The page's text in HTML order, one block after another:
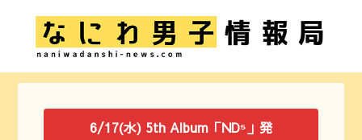
6/17(水) 5th Album「ND⁵」発